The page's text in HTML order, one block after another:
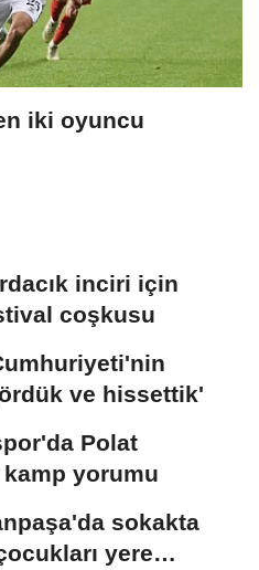
iki oyuncu
inciri için
coşkusu
ve hissettik'
Polat
yorumu
sokakta
yere